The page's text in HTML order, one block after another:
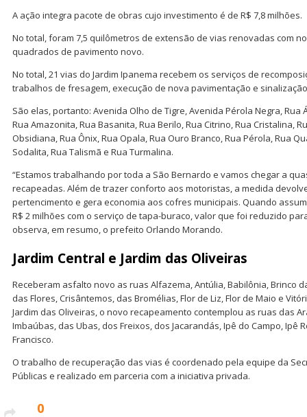
A ação integra pacote de obras cujo investimento é de R$ 7,8 milhões.
No total, foram 7,5 quilômetros de extensão de vias renovadas com
quadrados de pavimento novo.
No total, 21 vias do Jardim Ipanema recebem os serviços de
trabalhos de fresagem, execução de nova pavimentação e
São elas, portanto: Avenida Olho de Tigre, Avenida Pérola Negra, Rua
Rua Amazonita, Rua Basanita, Rua Berilo, Rua Citrino, Rua Cristalina,
Obsidiana, Rua Ônix, Rua Opala, Rua Ouro Branco, Rua Pérola, Rua
Sodalita, Rua Talismã e Rua Turmalina.
“Estamos trabalhando por toda a São Bernardo e vamos chegar a
recapeadas. Além de trazer conforto aos motoristas, a medida
pertencimento e gera economia aos cofres municipais. Quando
R$ 2 milhões com o serviço de tapa-buraco, valor que foi reduzido
observa, em resumo, o prefeito Orlando Morando.
Jardim Central e Jardim das Oliveiras
Receberam asfalto novo as ruas Alfazema, Antúlia, Babilônia, Brinco
das Flores, Crisântemos, das Bromélias, Flor de Liz, Flor de Maio e
Jardim das Oliveiras, o novo recapeamento contemplou as ruas das
Imbaúbas, das Ubas, dos Freixos, dos Jacarandás, Ipê do Campo, Ipê
Francisco.
O trabalho de recuperação das vias é coordenado pela equipe da
Públicas e realizado em parceria com a iniciativa privada.
0